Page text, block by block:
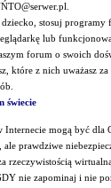
stosuj programy
lub
forum o swoich
które z nich uważasz za
świecie
mogą być dla
prawdziwe
rzeczywistością
nie zapominaj i nie